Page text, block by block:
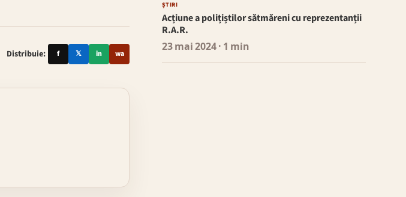
Distribuie: f 𝕏 in wa
ȘTIRI
Acțiune a polițiștilor sătmăreni cu reprezentanții
R.A.R.
23 mai 2024· 1 min